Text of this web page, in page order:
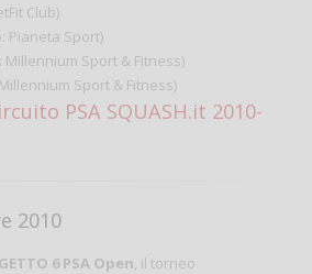
Club)
Pianeta Sport)
Millennium Sport & Fitness)
Sport & Fitness)
PSA SQUASH.it 2010-
2010
6 PSA Open, il torneo